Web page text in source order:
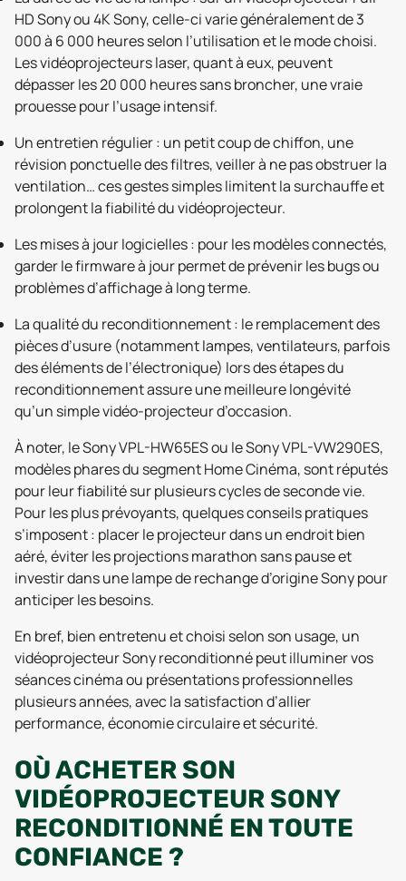
HD Sony ou 4K Sony, celle-ci varie généralement de 3
000 à 6 000 heures selon l’utilisation et le mode choisi.
Les vidéoprojecteurs laser, quant à eux, peuvent
dépasser les 20 000 heures sans broncher, une vraie
prouesse pour l’usage intensif.
Un entretien régulier : un petit coup de chiffon, une
révision ponctuelle des filtres, veiller à ne pas obstruer la
ventilation… ces gestes simples limitent la surchauffe et
prolongent la fiabilité du vidéoprojecteur.
Les mises à jour logicielles : pour les modèles connectés,
garder le firmware à jour permet de prévenir les bugs ou
problèmes d’affichage à long terme.
La qualité du reconditionnement : le remplacement des
pièces d’usure (notamment lampes, ventilateurs, parfois
des éléments de l’électronique) lors des étapes du
reconditionnement assure une meilleure longévité
qu’un simple vidéo-projecteur d’occasion.
À noter, le Sony VPL-HW65ES ou le Sony VPL-VW290ES,
modèles phares du segment Home Cinéma, sont réputés
pour leur fiabilité sur plusieurs cycles de seconde vie.
Pour les plus prévoyants, quelques conseils pratiques
s’imposent : placer le projecteur dans un endroit bien
aéré, éviter les projections marathon sans pause et
investir dans une lampe de rechange d’origine Sony pour
anticiper les besoins.
En bref, bien entretenu et choisi selon son usage, un
vidéoprojecteur Sony reconditionné peut illuminer vos
séances cinéma ou présentations professionnelles
plusieurs années, avec la satisfaction d’allier
performance, économie circulaire et sécurité.
OÙ ACHETER SON
VIDÉOPROJECTEUR SONY
RECONDITIONNÉ EN TOUTE
CONFIANCE ?